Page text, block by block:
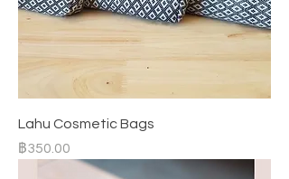
Lahu Cosmetic Bags
ราคา
฿350.00